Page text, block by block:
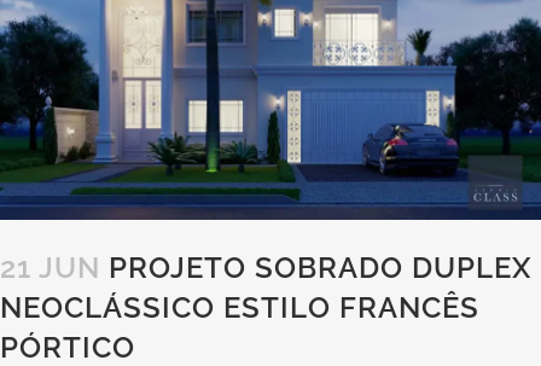
21 JUN PROJETO SOBRADO DUPLEX
NEOCLÁSSICO ESTILO FRANCÊS
PÓRTICO